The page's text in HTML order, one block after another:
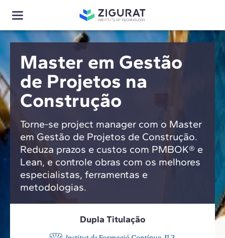
Master em Gestão
de Projetos na
Construção
Torne-se project manager com o Master
em Gestão de Projetos de Construção.
Reduza prazos e custos com PMBOK® e
Lean, e controle obras com os melhores
especialistas, ferramentas e
metodologias.
Dupla Titulação